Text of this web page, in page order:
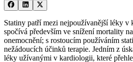
Statiny patří mezi nejpoužívanější léky
spočívá především ve snížení mortality
onemocnění; s rostoucím používáním
nežádoucích účinků terapie. Jedním z
léky užívanými v kardiologii, které